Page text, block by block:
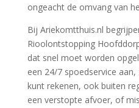
ongeacht de omvang van
Bij Ariekomtthuis.nl
Rioolontstopping
dat snel moet worden
een 24/7 spoedservice
kunt rekenen, ook buiten
een verstopte afvoer, of